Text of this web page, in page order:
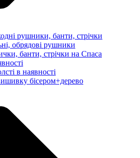
рушники, банти, стрічки
обрядові рушники
банти, стрічки на Спаса
в наявності
бісером+дерево